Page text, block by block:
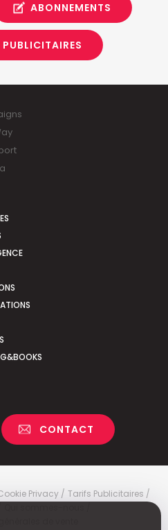
ABONNEMENTS
CONTACT
Privacy
Tarifs Publicitaires